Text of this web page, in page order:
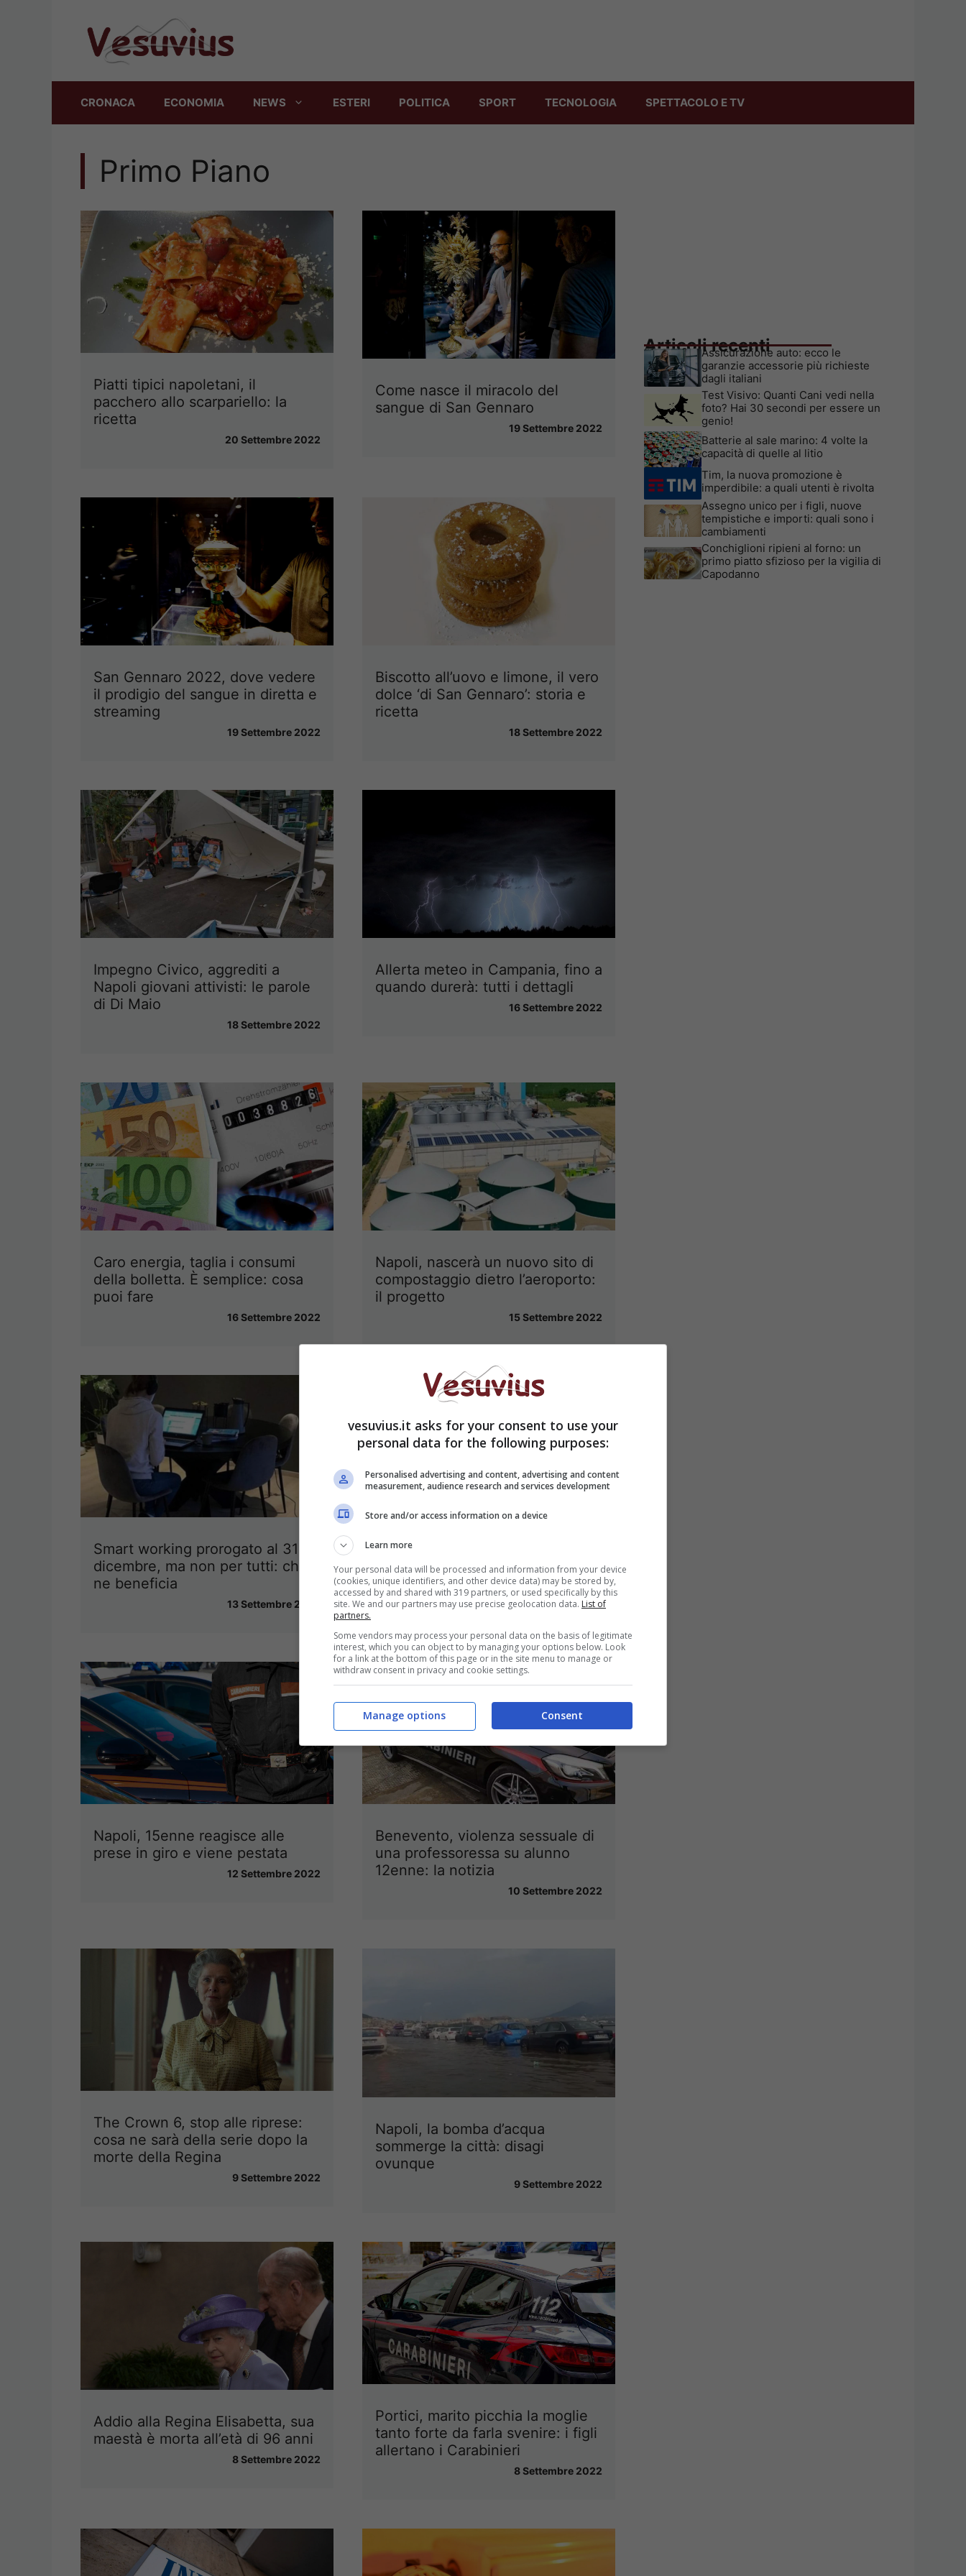
CRONACA ECONOMIA NEWS ESTERI POLITICA SPORT TECNOLOGIA SPETTACOLO E TV
Primo Piano
Piatti tipici napoletani, il
pacchero allo scarpariello: la
ricetta
20 Settembre 2022
Come nasce il miracolo del
sangue di San Gennaro
19 Settembre 2022
San Gennaro 2022, dove vedere
il prodigio del sangue in diretta e
streaming
19 Settembre 2022
Biscotto all’uovo e limone, il vero
dolce ‘di San Gennaro’: storia e
ricetta
18 Settembre 2022
Impegno Civico, aggrediti a
Napoli giovani attivisti: le parole
di Di Maio
18 Settembre 2022
Allerta meteo in Campania, fino a
quando durerà: tutti i dettagli
16 Settembre 2022
Caro energia, taglia i consumi
della bolletta. È semplice: cosa
puoi fare
16 Settembre 2022
Napoli, nascerà un nuovo sito di
compostaggio dietro l’aeroporto:
il progetto
15 Settembre 2022
Smart working prorogato al 31
dicembre, ma non per tutti: chi
ne beneficia
13 Settembre 2022
Royal Family, perché un uomo ha
urlato contro il principe Andrea
13 Settembre 2022
Napoli, 15enne reagisce alle
prese in giro e viene pestata
12 Settembre 2022
Benevento, violenza sessuale di
una professoressa su alunno
12enne: la notizia
10 Settembre 2022
The Crown 6, stop alle riprese:
cosa ne sarà della serie dopo la
morte della Regina
9 Settembre 2022
Napoli, la bomba d’acqua
sommerge la città: disagi
ovunque
9 Settembre 2022
Addio alla Regina Elisabetta, sua
maestà è morta all’età di 96 anni
8 Settembre 2022
Portici, marito picchia la moglie
tanto forte da farla svenire: i figli
allertano i Carabinieri
8 Settembre 2022
Articoli recenti
Assicurazione auto: ecco le
garanzie accessorie più richieste
dagli italiani
Test Visivo: Quanti Cani vedi nella
foto? Hai 30 secondi per essere un
genio!
Batterie al sale marino: 4 volte la
capacità di quelle al litio
Tim, la nuova promozione è
imperdibile: a quali utenti è rivolta
Assegno unico per i figli, nuove
tempistiche e importi: quali sono i
cambiamenti
Conchiglioni ripieni al forno: un
primo piatto sfizioso per la vigilia di
Capodanno
vesuvius.it asks for your consent to use your
personal data for the following purposes:
Personalised advertising and content, advertising and content
measurement, audience research and services development
Store and/or access information on a device
Learn more
Your personal data will be processed and information from your device
(cookies, unique identifiers, and other device data) may be stored by,
accessed by and shared with 319 partners, or used specifically by this
site. We and our partners may use precise geolocation data. List of
partners.
Some vendors may process your personal data on the basis of legitimate
interest, which you can object to by managing your options below. Look
for a link at the bottom of this page or in the site menu to manage or
withdraw consent in privacy and cookie settings.
Consent
Manage options